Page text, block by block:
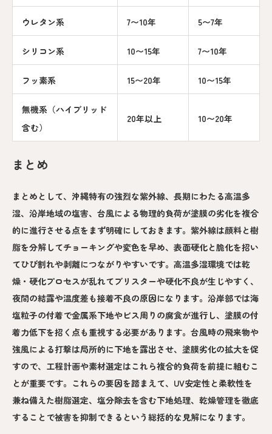
ウレタン系 7〜10年 5〜7年
シリコン系 10〜15年 7〜10年
フッ素系 15〜20年 10〜15年
無機系（ハイブリッド
含む）
20年以上 10〜20年
まとめ
まとめとして、沖縄特有の強烈な紫外線、長期にわたる高温多
湿、沿岸地域の塩害、台風による物理的負荷が塗膜の劣化を複合
的に進行させる点をまず明確にしておきます。紫外線は顔料と樹
脂を分解してチョーキングや変色を早め、表面硬化と脆化を招い
てひび割れや剥離につながりやすいです。高温多湿環境では乾
燥・硬化プロセスが乱れてブリスターや硬化不良が生じやすく、
夜間の結露や温度差も接着不良の原因になります。沿岸部では海
塩粒子の付着で金属系下地やビス周りの腐食が進行し、塗膜の付
着力低下を招く点も重視する必要があります。台風時の飛来物や
強風による打撃は局所的に下地を露出させ、塗膜劣化の拡大を促
すので、工程計画や素材選定はこれら複合的負荷を前提に組むこ
とが重要です。これらの要因を踏まえて、UV安定性と柔軟性を
兼ね備えた樹脂選定、塩分除去を含む下地処理、乾燥管理を徹底
することで被害を抑制できるという総括的な見解になります。